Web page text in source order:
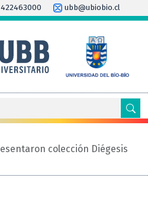
ubb@ubiobio.cl
colección Diégesis